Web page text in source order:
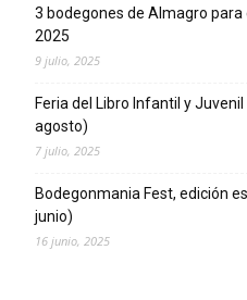
3 bodegones de Almagro
2025
9 julio, 2025
Feria del Libro Infantil y
agosto)
7 julio, 2025
Bodegonmania Fest, edición
junio)
16 junio, 2025